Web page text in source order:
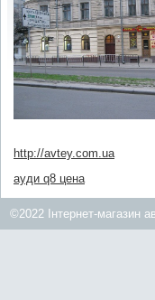
http://avtey.com.ua
ауди q8 цена
©2022 Інтернет-магазин